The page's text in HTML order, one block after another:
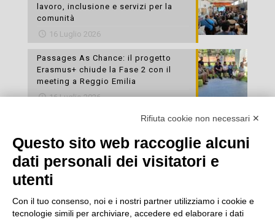
lavoro, inclusione e servizi per la
comunità
16 Luglio 2026
Passages As Chance: il progetto
Erasmus+ chiude la Fase 2 con il
meeting a Reggio Emilia
16 Luglio 2026
Esami di laboratorio preventivi
cura della propria salute
16 Luglio 2026
Rifiuta cookie non necessari ✕
Questo sito web raccoglie alcuni
dati personali dei visitatori e
utenti
Con il tuo consenso, noi e i nostri partner utilizziamo i cookie e
tecnologie simili per archiviare, accedere ed elaborare i dati